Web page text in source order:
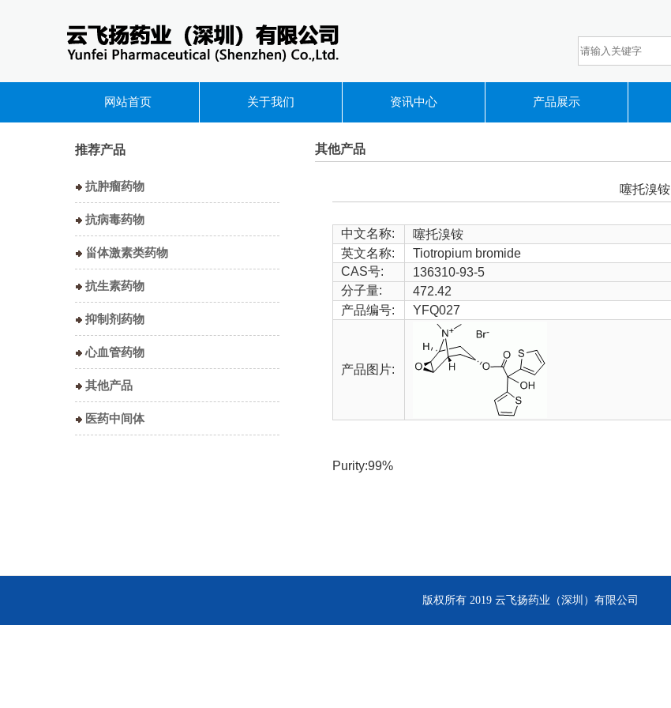
网站首页 关于我们 资讯中心 产品展示
推荐产品
抗肿瘤药物
抗病毒药物
甾体激素类药物
抗生素药物
抑制剂药物
心血管药物
其他产品
医药中间体
其他产品
噻托溴铵
中文名称:
噻托溴铵
英文名称:
Tiotropium bromide
CAS号:
136310-93-5
分子量:
472.42
产品编号:
YFQ027
产品图片:
Purity:99%
版权所有 2019 云飞扬药业（深圳）有限公司